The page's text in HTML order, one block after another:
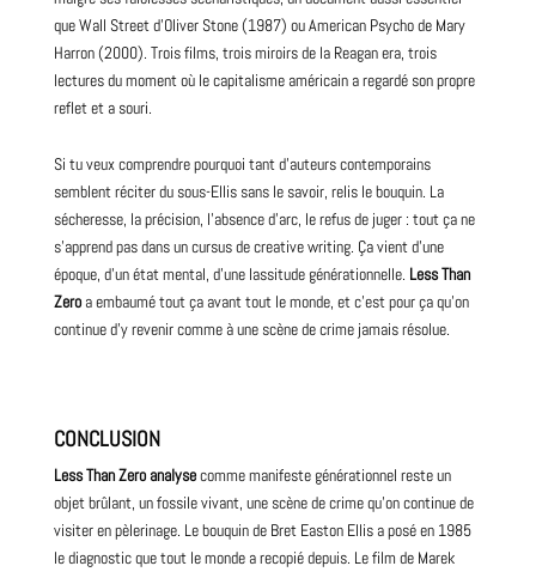
que Wall Street d’Oliver Stone (1987) ou American Psycho de Mary
Harron (2000). Troisfilms, trois miroirs de la Reagan era, trois
lectures du moment où le capitalisme américain a regardé son propre
reflet et a souri.
Si tu veux comprendre pourquoi tant d’auteurs contemporains
semblent réciter du sous-Ellis sans le savoir, relis le bouquin. La
sécheresse, la précision, l’absence d’arc, le refus de juger : tout ça ne
s’apprend pas dans un cursus de creative writing. Ça vient d’une
époque, d’un état mental, d’une lassitude générationnelle. Less Than
Zeroa embaumé tout ça avant tout le monde, et c’est pour ça qu’on
continue d’y revenir comme à une scène de crime jamais résolue.
CONCLUSION
Less Than Zero analysecomme manifeste générationnel reste un
objet brûlant, un fossile vivant, une scène de crime qu’on continue de
visiter en pèlerinage. Le bouquin de Bret Easton Ellis a posé en 1985
le diagnostic que tout le monde a recopié depuis. Le film de Marek